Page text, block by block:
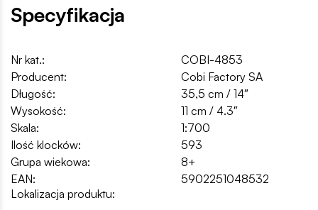
Specyfikacja
Nr kat.:
COBI-4853
Producent:
Cobi Factory SA
Długość:
35,5 cm / 14″
Wysokość:
11 cm / 4.3″
Skala:
1:700
Ilość klocków:
593
Grupa wiekowa:
8+
EAN:
5902251048532
Lokalizacja produktu: